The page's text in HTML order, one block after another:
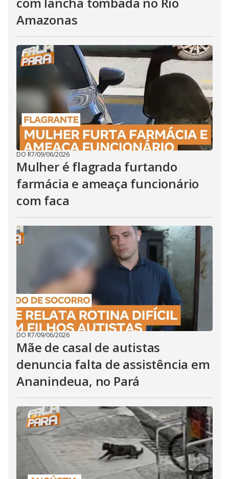
Amazonas
DO R7/09/06/2026
Mulher é flagrada furtando
farmácia e ameaça funcionário
com faca
DO R7/09/06/2026
Mãe de casal de autistas
denuncia falta de assistência em
Ananindeua, no Pará